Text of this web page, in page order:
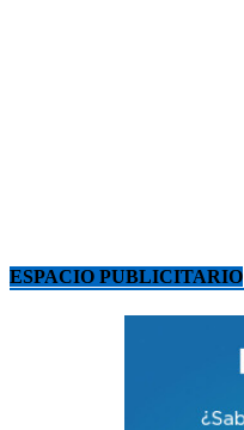
ESPACIO PUBLICITARIO